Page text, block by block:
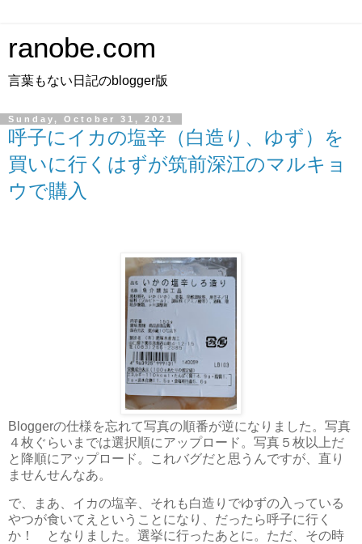
ranobe.com
言葉もない日記のblogger版
Sunday, October 31, 2021
呼子にイカの塩辛（白造り、ゆず）を
買いに行くはずが筑前深江のマルキョ
ウで購入
Bloggerの仕様を忘れて写真の順番が逆になりました。写真
４枚ぐらいまでは選択順にアップロード。写真５枚以上だ
と降順にアップロード。これバグだと思うんですが、直り
ませんせんなあ。
で、まあ、イカの塩辛、それも白造りでゆずの入っている
やつが食いてえということになり、だったら呼子に行く
か！ となりました。選挙に行ったあとに。ただ、その時